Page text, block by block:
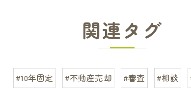
関連タグ
#10年固定 #不動産売却 #審査 #相談